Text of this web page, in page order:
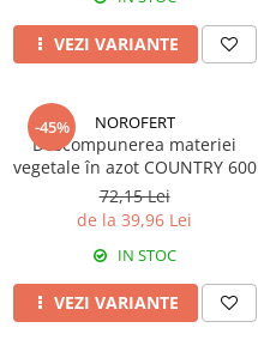
CONOPIDĂ
Fungicide
Fertilizanți foliari
CORIANDRU
Erbicide
CUCURBITACEE
ORNAMENTALE
Dezinfectant sol
GULII
GUTUI
Fungicide
Biostimulatori
Adjuvanți
Fungicide
Fertilizanți foliari
VEZI VARIANTE
-45% NOROFERT
Descompunerea materiei
vegetale în azot COUNTRY 600
72,15 Lei
de la 39,96 Lei
IN STOC
VEZI VARIANTE